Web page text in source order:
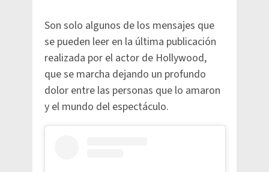
Son solo algunos de los mensajes que
se pueden leer en la última publicación
realizada por el actor de Hollywood,
que se marcha dejando un profundo
dolor entre las personas que lo amaron
y el mundo del espectáculo.